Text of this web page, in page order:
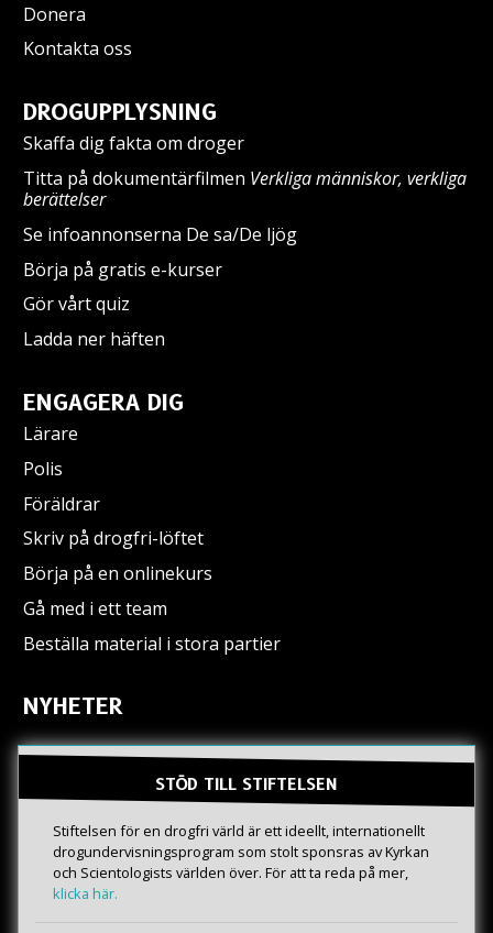
Donera
Kontakta oss
DROGUPPLYSNING
Skaffa dig fakta om droger
Titta på dokumentärfilmen Verkliga människor, verkliga
berättelser
Se infoannonserna De sa/De ljög
Börja på gratis e-kurser
Gör vårt quiz
Ladda ner häften
ENGAGERA DIG
Lärare
Polis
Föräldrar
Skriv på drogfri-löftet
Börja på en onlinekurs
Gå med i ett team
Beställa material i stora partier
NYHETER
STÖD TILL STIFTELSEN
Stiftelsen för en drogfri värld är ett ideellt, internationellt
drogundervisningsprogram som stolt sponsras av Kyrkan
och Scientologists världen över. För att ta reda på mer,
klicka här.